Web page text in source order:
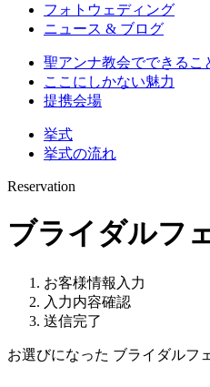
フォトウェディング
ニュース & ブログ
聖アンナ教会でできるこ
ここにしかない魅力
提携会場
挙式
挙式の流れ
Reservation
ブライダルフ
お客様情報入力
入力内容確認
送信完了
お選びになった ブライダルフ